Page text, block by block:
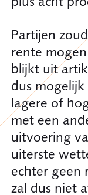
Partijen
rente
blijkt uit
dus
lagere of
met een
uitvoering
uiterste
echter geen
zal dus niet